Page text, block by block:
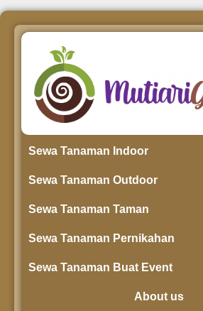
Sewa Tanaman Indoor
Sewa Tanaman Outdoor
Sewa Tanaman Taman
Sewa Tanaman Pernikahan
Sewa Tanaman Buat Event
About us